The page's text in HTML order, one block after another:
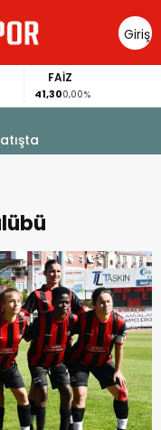
Giriş
Yap
FAİZ
41,300,00%